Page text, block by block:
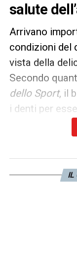
salute
Arrivano
condizioni del
vista della
Secondo
dello Sport, il
i denti per
la
IL